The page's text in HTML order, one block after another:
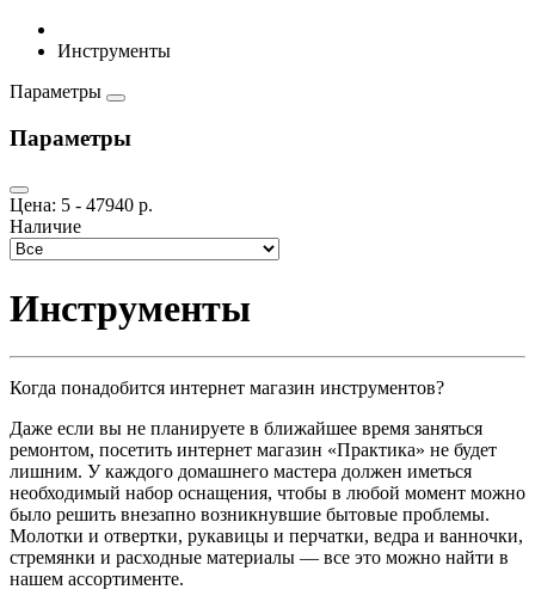
Инструменты
Параметры
Параметры
Цена: 5 - 47940 р.
Наличие
Инструменты
Когда понадобится интернет магазин инструментов?
Даже если вы не планируете в ближайшее время заняться
ремонтом, посетить интернет магазин «Практика» не будет
лишним. У каждого домашнего мастера должен иметься
необходимый набор оснащения, чтобы в любой момент можно
было решить внезапно возникнувшие бытовые проблемы.
Молотки и отвертки, рукавицы и перчатки, ведра и ванночки,
стремянки и расходные материалы — все это можно найти в
нашем ассортименте.